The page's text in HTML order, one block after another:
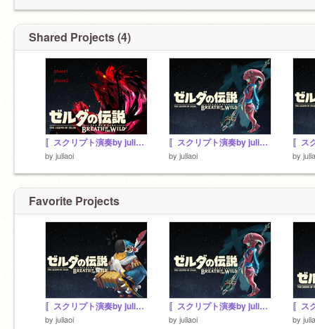
おなかすいた
リンゼルはやく結ばれて
https://scratch.mit.edu/projects/632881943/
Shared Projects (4)
〚スクリプト演奏by juliaoi〛〜魔獣ガノン戦〜
by juliaoi
〚スクリプト演奏by juliaoi〛〜ミファーのテーマ〜
by juliaoi by
Favorite Projects
〚スクリプト演奏by juliaoi〛～カッシーワのテーマ～
by juliaoi
〚スクリプト演奏by juliaoi〛〜ミファーのテーマ〜
by juliaoi by